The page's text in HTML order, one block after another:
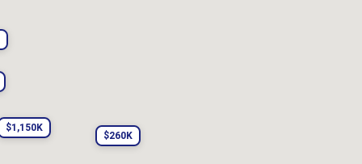
$1,150K
$260K